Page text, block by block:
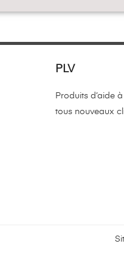
PLV
Produits d’aide
tous nouveaux